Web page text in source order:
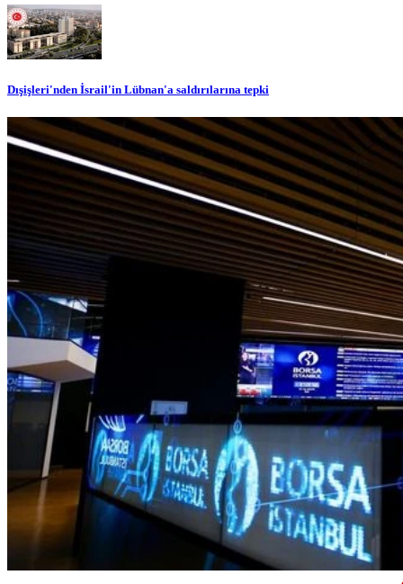
Dışişleri'nden İsrail'in Lübnan'a saldırılarına tepki